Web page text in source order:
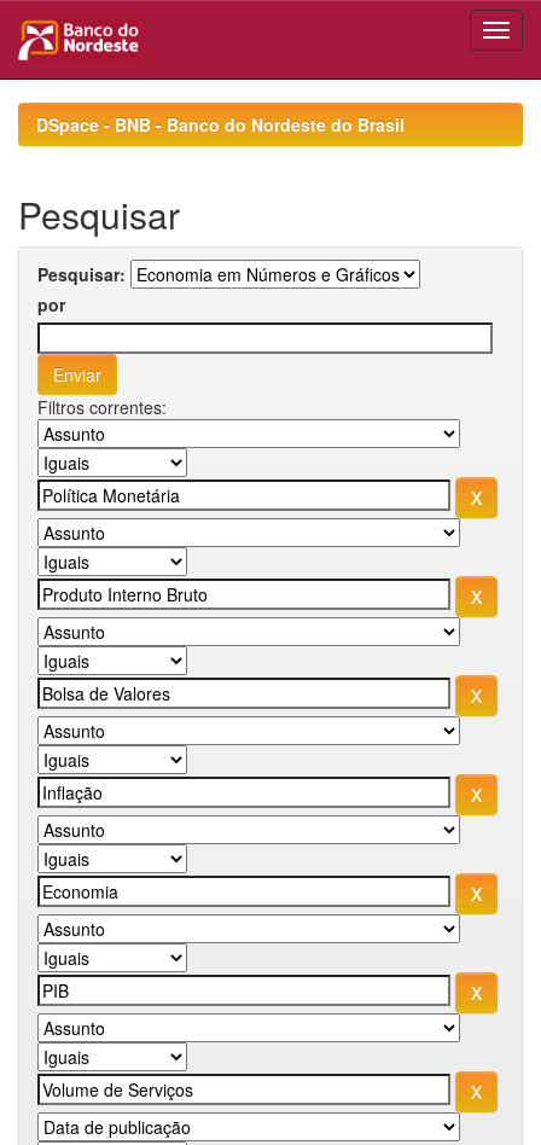
navigationDSpace - BNB - Banco do Nordeste do Brasil
Pesquisar
Pesquisar:
por
Filtros correntes: